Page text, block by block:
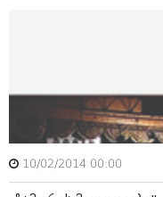
დეკემბერი
ნოემბერი 2010
ოქტომბერი
აგვისტო 2010
ივლისი 2010
10/02/2014 00:00